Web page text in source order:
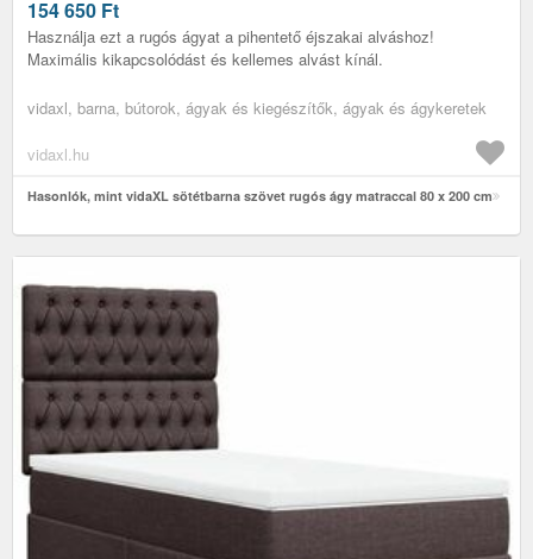
154 650 Ft
Használja ezt a rugós ágyat a pihentető éjszakai alváshoz!
Maximális kikapcsolódást és kellemes alvást kínál.
vidaxl, barna, bútorok, ágyak és kiegészítők, ágyak és ágykeretek
vidaxl.hu
Hasonlók, mint vidaXL sötétbarna szövet rugós ágy matraccal 80 x 200 cm